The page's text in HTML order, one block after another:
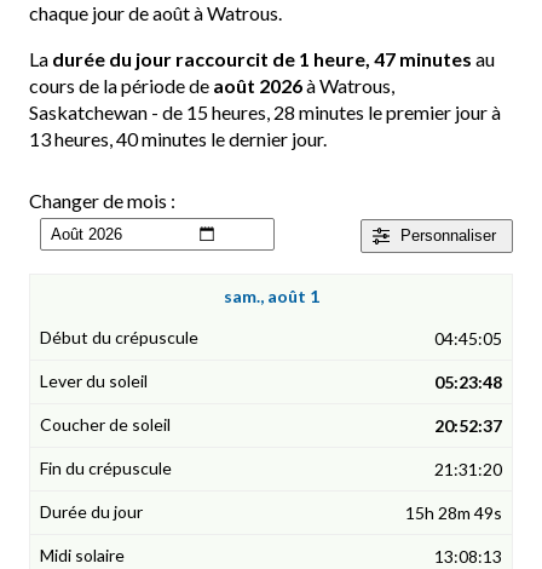
chaque jour de août à Watrous.
La durée du jour raccourcit de 1 heure, 47 minutes au
cours de la période de août 2026à Watrous,
Saskatchewan - de 15 heures, 28 minutes le premier jour à
13 heures, 40 minutes le dernier jour.
Personnaliser
Changer de mois :
sam., août 1
04:45:05
05:23:48
20:52:37
21:31:20
15h 28m 49s
13:08:13